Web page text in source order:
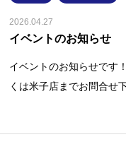
2026.04.27
イベントのお知らせ
イベントのお知らせです
くは米子店までお問合せ